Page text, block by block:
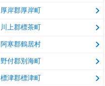
厚岸郡厚岸町
川上郡標茶町
阿寒郡鶴居村
野付郡別海町
標津郡標津町